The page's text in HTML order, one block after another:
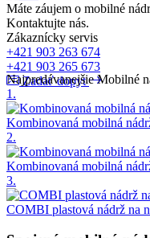
Máte záujem o mobilné
Kontaktujte nás.
Zákaznícky servis
+421 903 263 674
+421 903 265 673
Zadať dopyt
Najpredávanejšie Mobilné
1.
Kombinovaná mobilná
2.
Kombinovaná mobilná
3.
COMBI plastová nádrž na